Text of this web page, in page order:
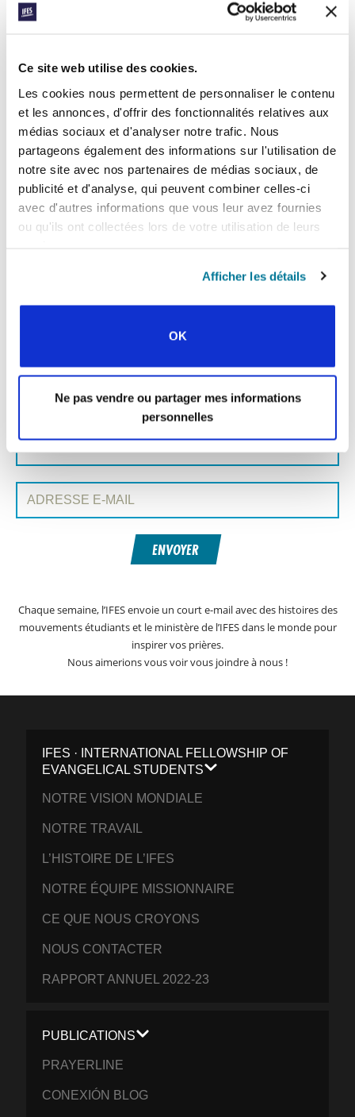
Ce site web utilise des cookies.
Les cookies nous permettent de personnaliser le contenu
et les annonces, d'offrir des fonctionnalités relatives aux
médias sociaux et d'analyser notre trafic. Nous
partageons également des informations sur l'utilisation de
notre site avec nos partenaires de médias sociaux, de
publicité et d'analyse, qui peuvent combiner celles-ci
avec d'autres informations que vous leur avez fournies
ou qu'ils ont collectées lors de votre utilisation de leurs
Afficher les détails
OK
Ne pas vendre ou partager mes informations
personnelles
officiel du groupe à l’UNPAZ encourage les
étudiants appréhensifs d’y participer.
de lancer un ministère dans les écoles
secondaires en février, notamment à Dili et
Same : qu’il rencontre aussi des cœurs et des
portes ouvertes.
Partager: FacebookWhatsAppEmail LinkedInTeams
Toutes les histoires de Prayerline
Histoire suivante »
INSCRIVEZ-VOUS À PRAYERLINE
Nom:
ENVOYER
Chaque semaine, l’IFES envoie un court e-mail avec des histoires des
mouvements étudiants et le ministère de l’IFES dans le monde pour
inspirer vos prières.
Nous aimerions vous voir vous joindre à nous !
IFES · INTERNATIONAL FELLOWSHIP OF
EVANGELICAL STUDENTS
NOTRE VISION MONDIALE
NOTRE TRAVAIL
L’HISTOIRE DE L’IFES
NOTRE ÉQUIPE MISSIONNAIRE
CE QUE NOUS CROYONS
NOUS CONTACTER
RAPPORT ANNUEL 2022-23
PUBLICATIONS
PRAYERLINE
CONEXIÓN BLOG